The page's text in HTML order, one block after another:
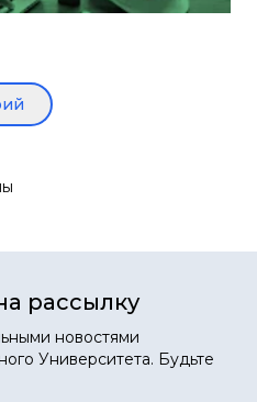
рассылку
новостями
Университета. Будьте